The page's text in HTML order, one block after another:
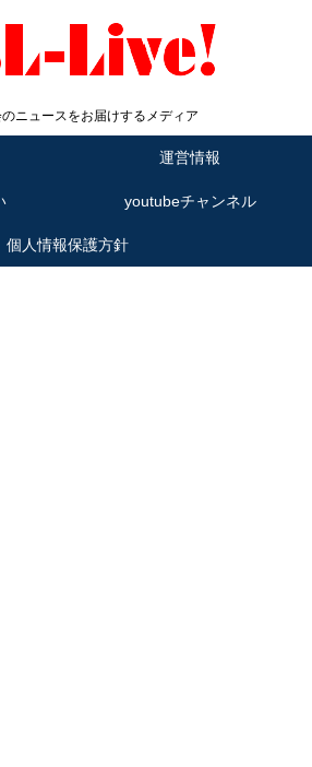
ニュースをお届けするメディア
運営情報
youtubeチャンネル
個人情報保護方針